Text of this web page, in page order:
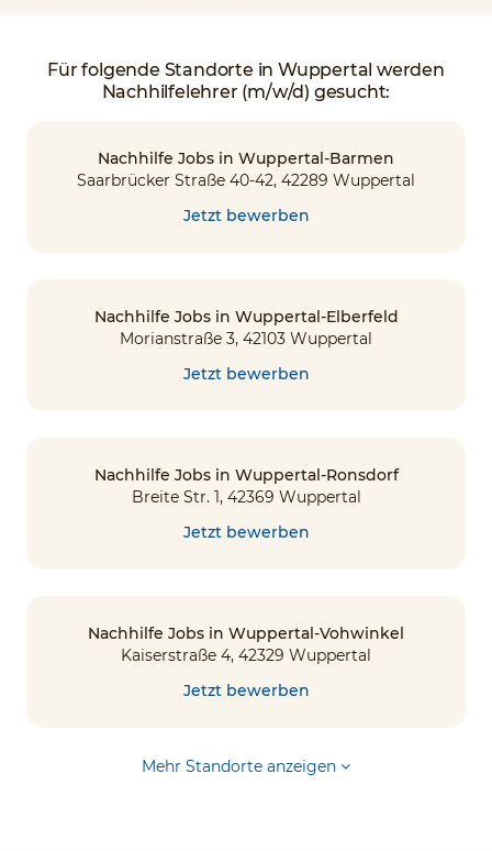
Für folgende Standorte in Wuppertal werden
Nachhilfelehrer (m/w/d) gesucht:
Nachhilfe Jobs in Wuppertal-Barmen
Saarbrücker Straße 40-42, 42289 Wuppertal
Jetzt bewerben
Nachhilfe Jobs in Wuppertal-Elberfeld
Morianstraße 3, 42103 Wuppertal
Jetzt bewerben
Nachhilfe Jobs in Wuppertal-Ronsdorf
Breite Str. 1, 42369 Wuppertal
Jetzt bewerben
Nachhilfe Jobs in Wuppertal-Vohwinkel
Kaiserstraße 4, 42329 Wuppertal
Jetzt bewerben
Mehr Standorte anzeigen